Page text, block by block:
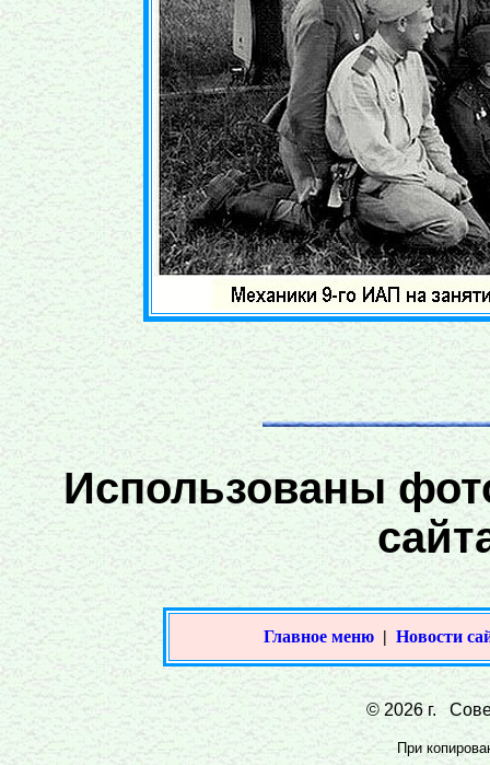
Использованы
Главное меню | Новости
© 2026 г.
При